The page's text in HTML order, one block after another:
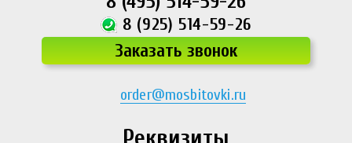
8 (925) 514-59-26
Заказать звонок
order@mosbitovki.ru